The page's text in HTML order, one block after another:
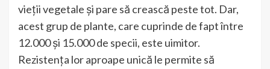
vieții vegetale și pare să crească peste tot. Dar,
acest grup de plante, care cuprinde de fapt între
12.000 și 15.000 de specii, este uimitor.
Rezistența lor aproape unică le permite să